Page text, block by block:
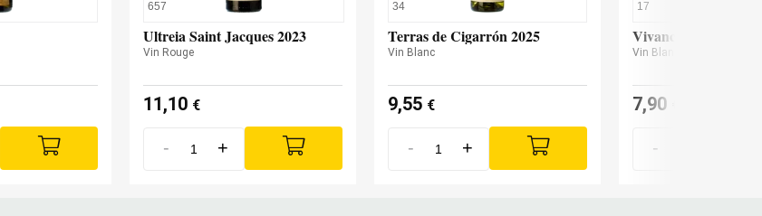
657
Ultreia Saint Jacques 2023
Vin Rouge
11,10 €
- +
34
Terras de Cigarrón 2025
Vin Blanc
9,55 €
- +
17
Vivanco Blanco 2024
Vin Blanc
7,90
-